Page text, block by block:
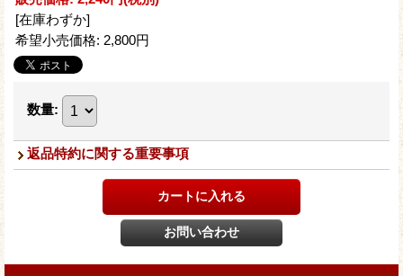
[在庫わずか]
希望小売価格: 2,800円
数量:
返品特約に関する重要事項